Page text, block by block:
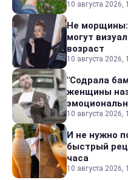
10 августа 2026,
Не морщины:
могут
возраст
10 августа 2026,
"Содрала
женщины
10 августа 2026,
И не нужно
быстрый
часа
10 августа 2026,